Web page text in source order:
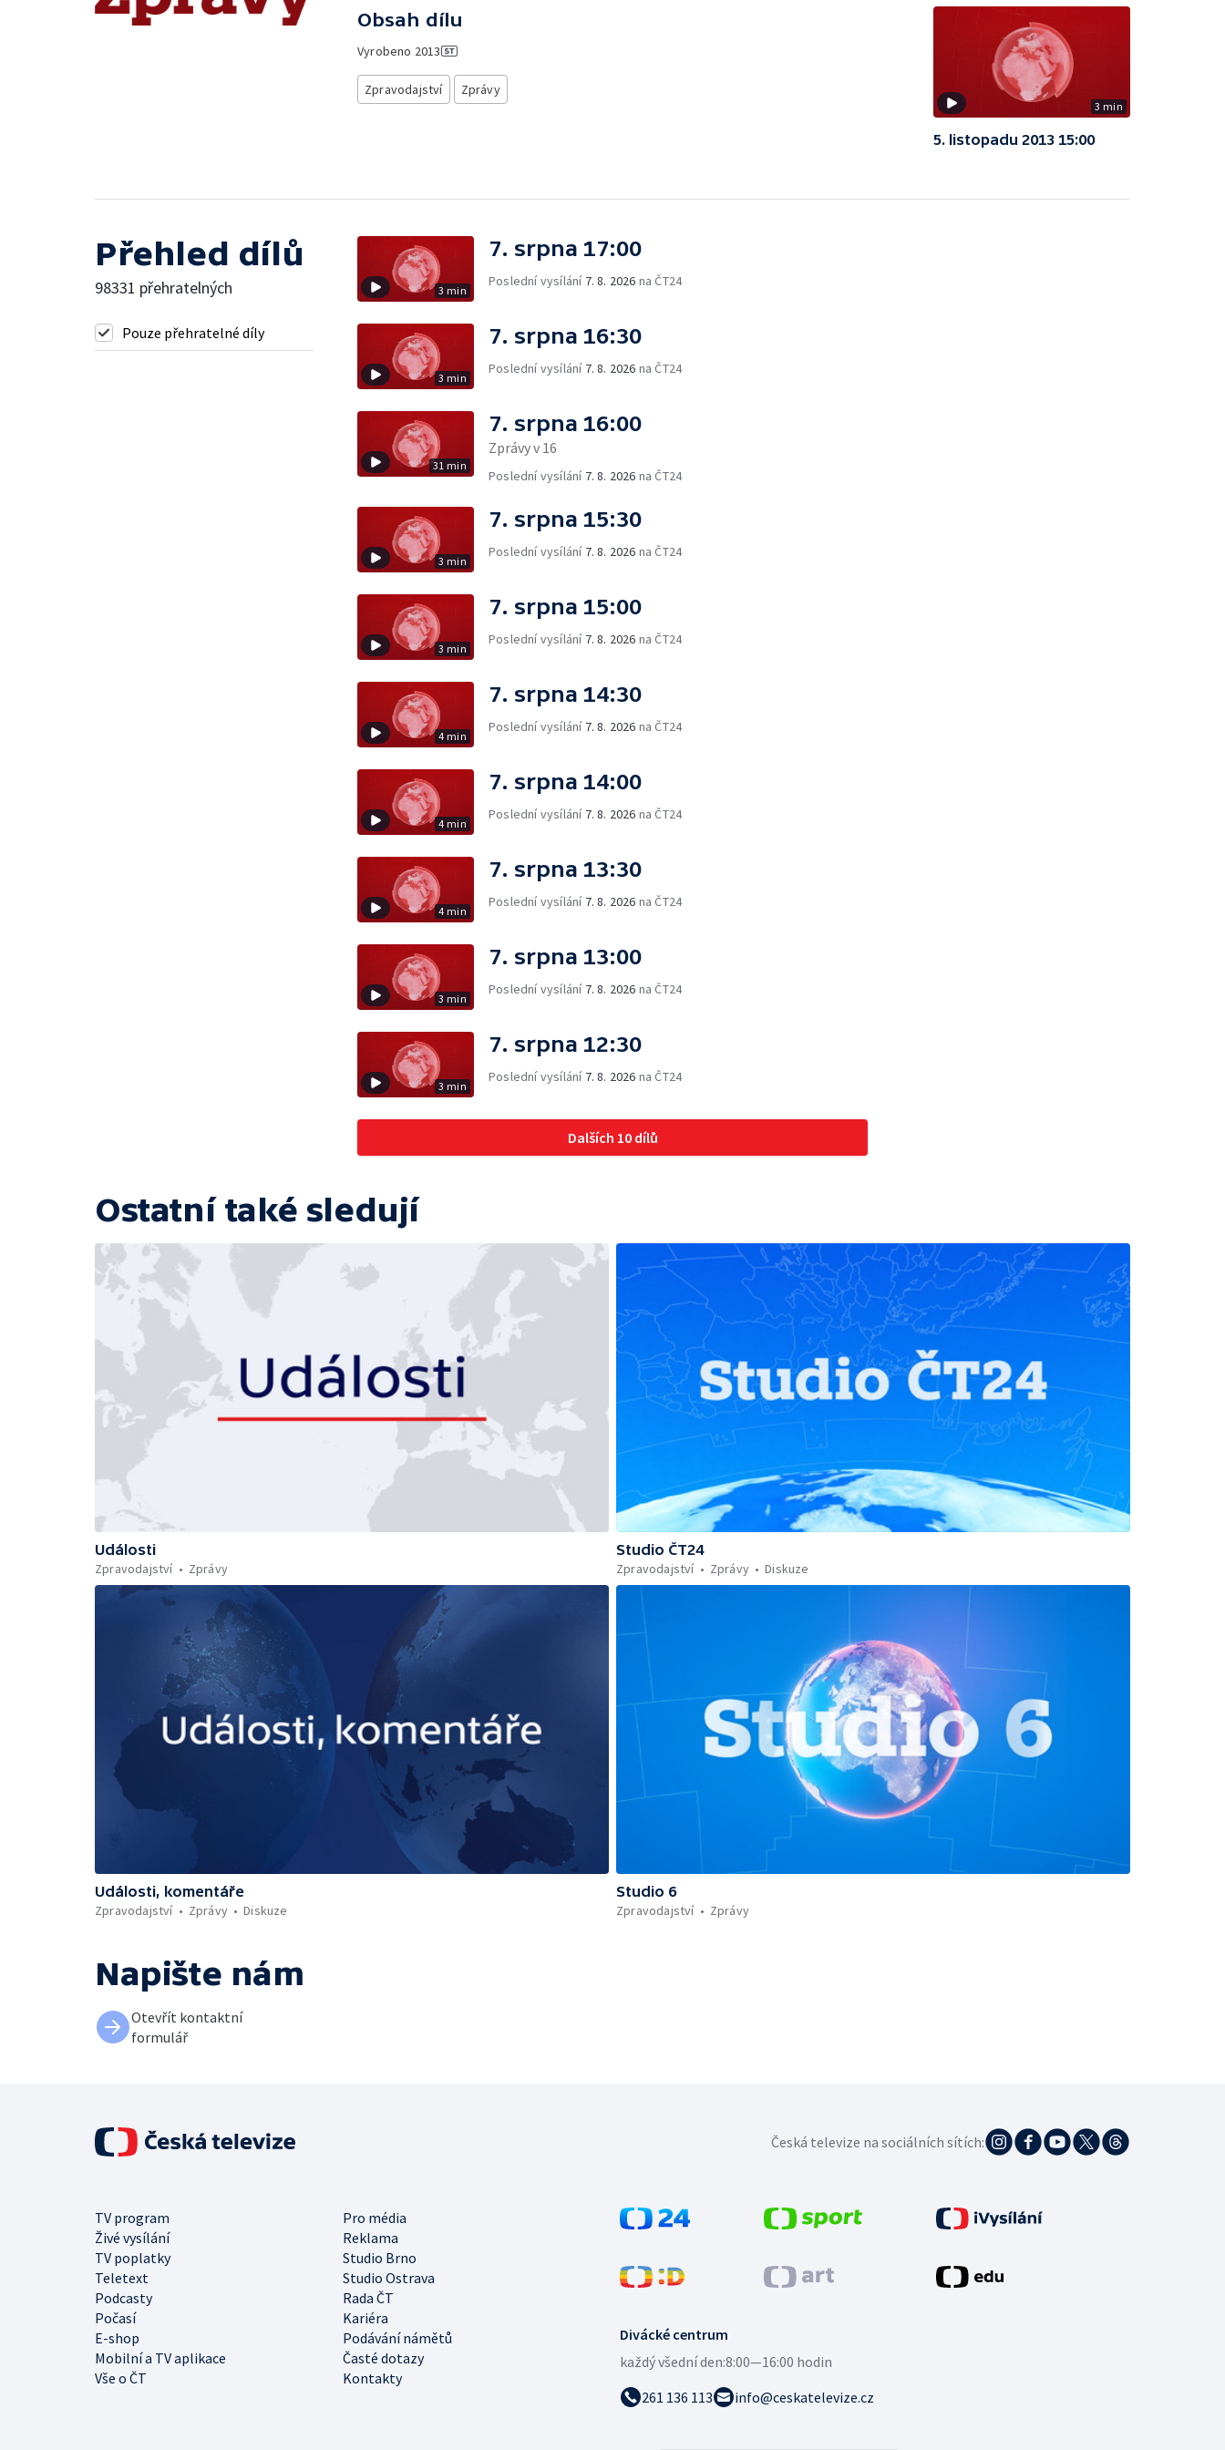
Obsah dílu
Vyrobeno 2013
Zpravodajství Zprávy
3 min
5. listopadu 2013 15:00
Přehled dílů
98331 přehratelných
Pouze přehratelné díly
3 min
7. srpna 17:00
Poslední vysílání 7. 8. 2026 na ČT24
3 min
7. srpna 16:30
Poslední vysílání 7. 8. 2026 na ČT24
31 min
7. srpna 16:00
Zprávy v 16
Poslední vysílání 7. 8. 2026 na ČT24
3 min
7. srpna 15:30
Poslední vysílání 7. 8. 2026 na ČT24
3 min
7. srpna 15:00
Poslední vysílání 7. 8. 2026 na ČT24
4 min
7. srpna 14:30
Poslední vysílání 7. 8. 2026 na ČT24
4 min
7. srpna 14:00
Poslední vysílání 7. 8. 2026 na ČT24
4 min
7. srpna 13:30
Poslední vysílání 7. 8. 2026 na ČT24
3 min
7. srpna 13:00
Poslední vysílání 7. 8. 2026 na ČT24
3 min
7. srpna 12:30
Poslední vysílání 7. 8. 2026 na ČT24
Dalších 10 dílů
Ostatní také sledují
Události
Zpravodajství
Zprávy
Studio ČT24
Zpravodajství
Zprávy Diskuze
Události, komentáře
Zpravodajství
Zprávy Diskuze
Studio 6
Zpravodajství
Zprávy
Napište nám
Otevřít kontaktní
formulář
Divácké centrum
každý všední den:8:00—16:00 hodin
261 136 113
info@ceskatelevize.cz
TV program
Pro média
Živé vysílání
Reklama
TV poplatky
Studio Brno
Teletext
Studio Ostrava
Podcasty
Rada ČT
Počasí
Kariéra
E-shop
Podávání námětů
Mobilní a TV aplikace
Časté dotazy
Vše o ČT
Kontakty
Česká televize na sociálních sítích: